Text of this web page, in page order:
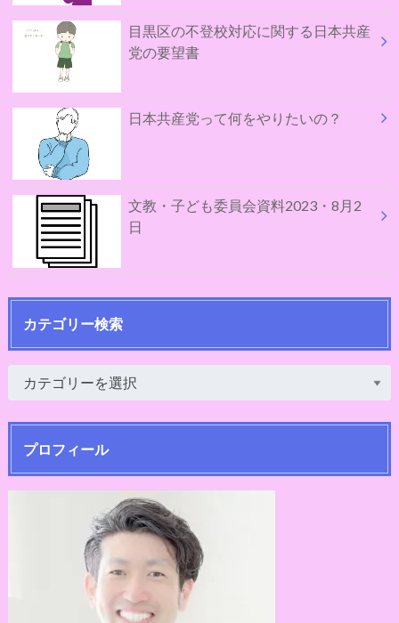
目黒区の不登校対応に関する日本共産
党の要望書
日本共産党って何をやりたいの？
文教・子ども委員会資料2023・8月2
日
カテゴリー検索
プロフィール